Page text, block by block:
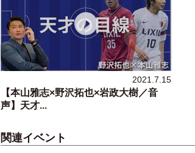
2021.7.15
【本山雅志×野沢拓也×岩政大樹／音
声】天才...
関連イベント